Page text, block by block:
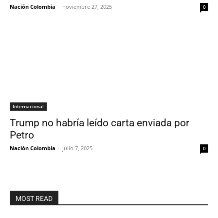
Nación Colombia - noviembre 27, 2025 0
Internacional
Trump no habría leído carta enviada por
Petro
Nación Colombia - julio 7, 2025 0
MOST READ